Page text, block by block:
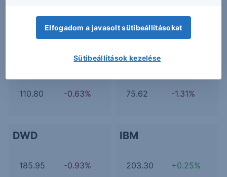
110.80 -0.63%
8GM
75.62 -1.31%
DWD
185.95 -0.93%
IBM
203.30 +0.25%
Elfogadom a javasolt sütibeállításokat
Sütibeállítások kezelése